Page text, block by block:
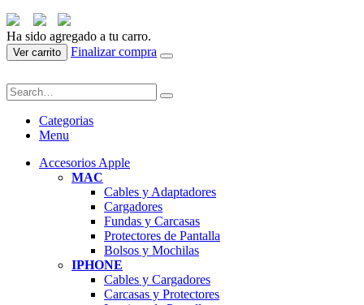
Ha sido agregado a tu carro.
Ver carrito Finalizar compra
Categorias
Menu
Accesorios Apple
MAC
Cables y Adaptadores
Cargadores
Fundas y Carcasas
Protectores de Pantalla
Bolsos y Mochilas
IPHONE
Cables y Cargadores
Carcasas y Protectores